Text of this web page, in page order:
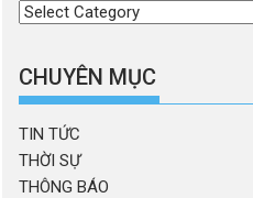
Chọn
mục
CHUYÊN MỤC
TIN TỨC
THỜI SỰ
THÔNG BÁO